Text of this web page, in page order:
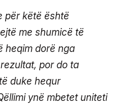
për këtë është
me shumicë të
heqim dorë nga
por do ta
duke hequr
ynë mbetet uniteti